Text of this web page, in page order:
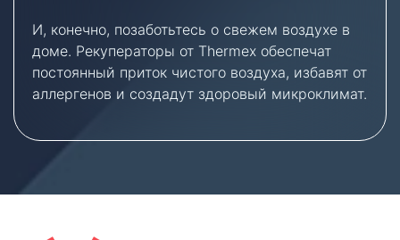
И, конечно, позаботьтесь о свежем воздухе в
доме. Рекуператоры от Thermex обеспечат
постоянный приток чистого воздуха, избавят от
аллергенов и создадут здоровый микроклимат.